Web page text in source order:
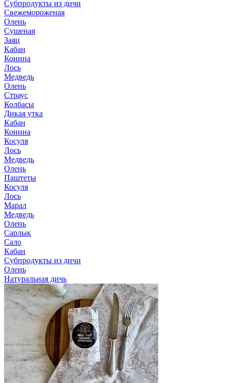
Субпродукты из дичи
Свежемороженая
Олень
Сушеная
Заяц
Кабан
Конина
Лось
Медведь
Олень
Страус
Колбасы
Дикая утка
Кабан
Конина
Косуля
Лось
Медведь
Олень
Паштеты
Косуля
Лось
Марал
Медведь
Олень
Сарлык
Сало
Кабан
Субпродукты из дичи
Олень
Натуральная дичь